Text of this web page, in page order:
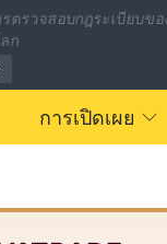
ตรวจสอบกฎระเบียบขอ
ก
การเปิดเผย